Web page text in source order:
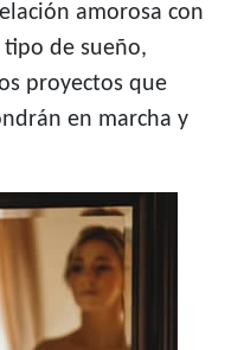
amorosa con
de sueño,
proyectos que
en marcha y